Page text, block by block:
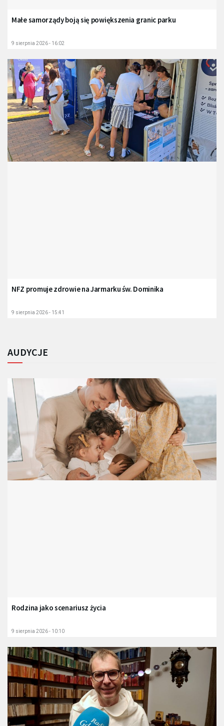
Małe samorządy boją się powiększenia granic parku
9 sierpnia 2026 - 16:02
NFZ promuje zdrowie na Jarmarku św. Dominika
9 sierpnia 2026 - 15:41
AUDYCJE
Rodzina jako scenariusz życia
9 sierpnia 2026 - 10:10